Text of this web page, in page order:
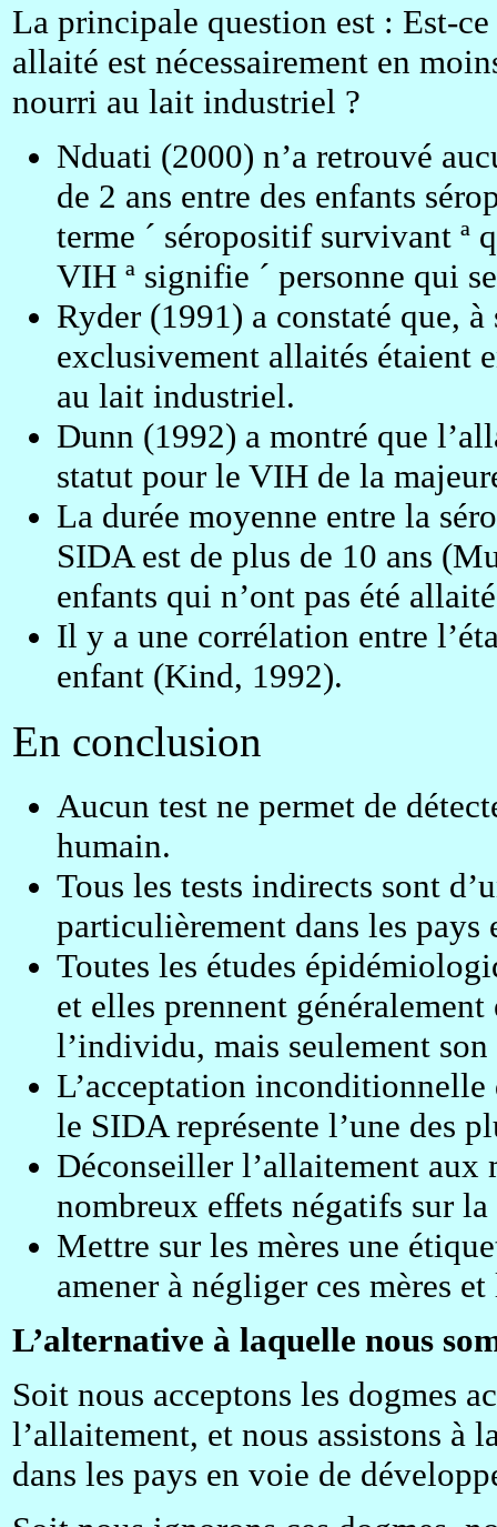
La principale question est : Est-
allaité est nécessairement en
nourri au lait industriel ?
Nduati (2000) n’a retrouvé
de 2 ans entre des enfants
terme ´ séropositif survivant ª
VIH ª signifie ´ personne qui
Ryder (1991) a constaté que,
exclusivement allaités étaient
au lait industriel.
Dunn (1992) a montré que
statut pour le VIH de la
La durée moyenne entre la
SIDA est de plus de 10 ans
enfants qui n’ont pas été
Il y a une corrélation entre
enfant (Kind, 1992).
En conclusion
Aucun test ne permet de
humain.
Tous les tests indirects sont
particulièrement dans les
Toutes les études
et elles prennent
l’individu, mais seulement
L’acceptation
le SIDA représente l’une des
Déconseiller l’allaitement aux
nombreux effets négatifs sur
Mettre sur les mères une
amener à négliger ces mères
L’alternative à laquelle nous
Soit nous acceptons les dogmes
l’allaitement, et nous assistons à
dans les pays en voie de